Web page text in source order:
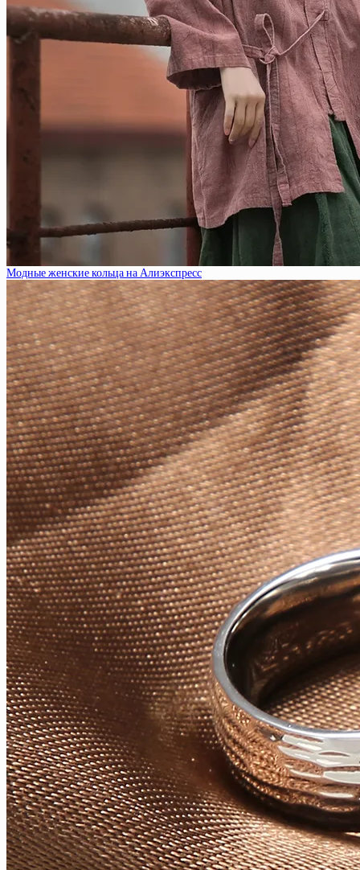
Модные женские кольца на Алиэкспресс